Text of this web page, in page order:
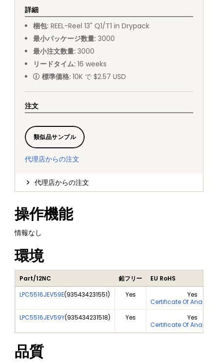
詳細
梱包: REEL-Reel 13" Q1/T1 in Drypack
最小パッケージ数量: 3000
最小注文数量: 3000
リードタイム: 16 weeks
標準価格: 10K で $2.57 USD
注文
類似品サンプル
代理店からの注文
代理店からの注文
操作機能
情報なし
環境
Part/12NC 鉛フリー
EU RoHS
LPC5516JEV59E(935434231551) Yes
Yes
Certificate Of Analysis
LPC5516JEV59Y(935434231518) Yes
Yes
Certificate Of Analysis
品質